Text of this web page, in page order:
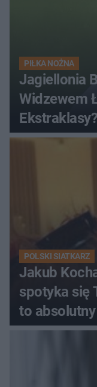
PIŁKA NOŻNA
Jagiellonia
Widzewem
Ekstraklasy?
POLSKI SIATKARZ
Jakub
spotyka się
to